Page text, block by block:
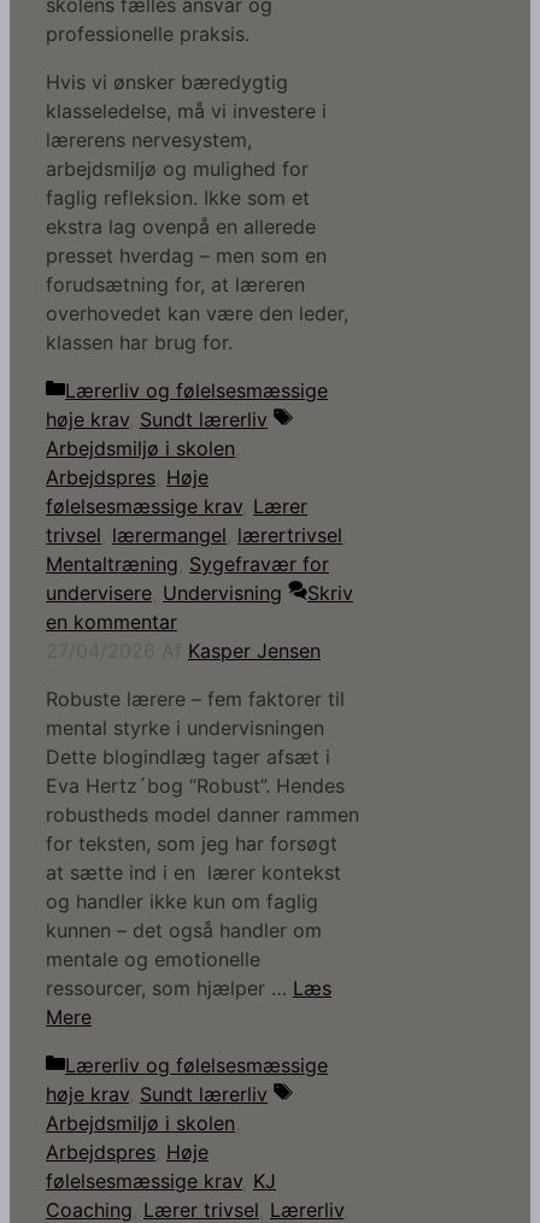
professionelle praksis.
Hvis vi ønsker bæredygtig
klasseledelse, må vi investere i
lærerens nervesystem,
arbejdsmiljø og mulighed for
faglig refleksion. Ikke som et
ekstra lag ovenpå en allerede
presset hverdag – men som en
forudsætning for, at læreren
overhovedet kan være den leder,
klassen har brug for.
Kategorier
Lærerliv og følelsesmæssige
høje krav Sundt lærerliv
Tags
Arbejdsmiljø i skolen
Arbejdspres Høje
følelsesmæssige krav Lærer
trivsel lærermangel lærertrivsel
Mentaltræning Sygefravær for
undervisere Undervisning
Skriv
en kommentar
Kasper Jensen
Robuste lærere – fem faktorer til
mental styrke i undervisningen
Dette blogindlæg tager afsæt i
Eva Hertz´bog “Robust”. Hendes
robustheds model danner rammen
for teksten, som jeg har forsøgt
at sætte ind i en lærer kontekst
og handler ikke kun om faglig
kunnen – det også handler om
mentale og emotionelle
ressourcer, som hjælper … Læs
Mere
Kategorier
Lærerliv og følelsesmæssige
høje krav Sundt lærerliv
Tags
Arbejdsmiljø i skolen
Arbejdspres Høje
følelsesmæssige krav KJ
Coaching Lærer trivsel Lærerliv